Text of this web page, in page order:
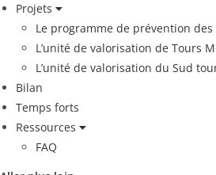
Projets
Le programme de prévention des
L’unité de valorisation de Tours
L’unité de valorisation du Sud
Bilan
Temps forts
Ressources
FAQ